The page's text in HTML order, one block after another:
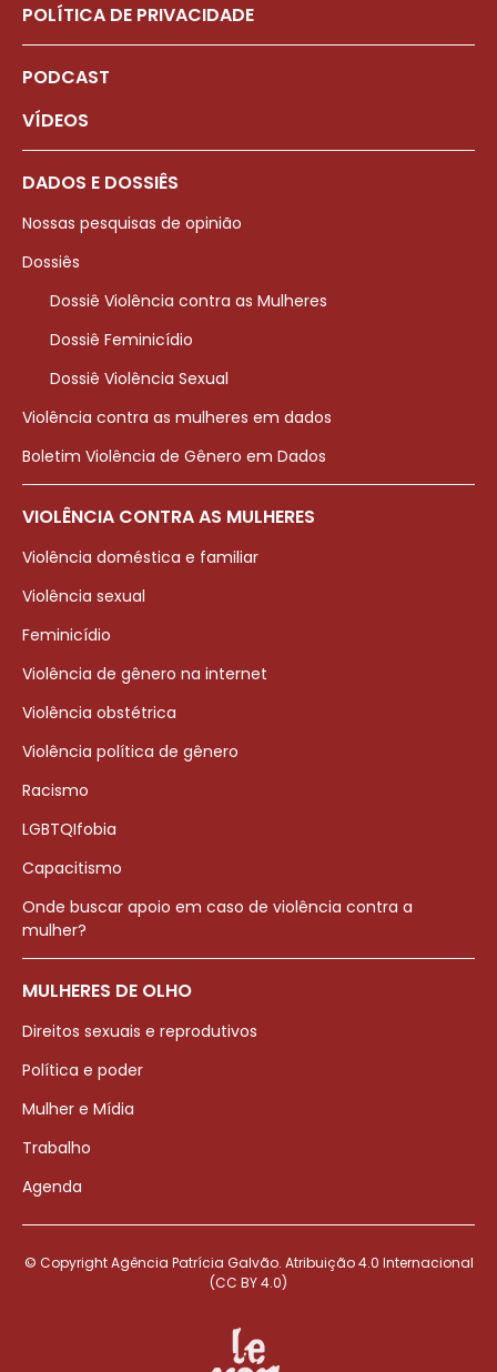
POLÍTICA DE PRIVACIDADE
PODCAST
VÍDEOS
DADOS E DOSSIÊS
Nossas pesquisas de opinião
Dossiês
Dossiê Violência contra as Mulheres
Dossiê Feminicídio
Dossiê Violência Sexual
Violência contra as mulheres em dados
Boletim Violência de Gênero em Dados
VIOLÊNCIA CONTRA AS MULHERES
Violência doméstica e familiar
Violência sexual
Feminicídio
Violência de gênero na internet
Violência obstétrica
Violência política de gênero
Racismo
LGBTQIfobia
Capacitismo
Onde buscar apoio em caso de violência contra a
mulher?
MULHERES DE OLHO
Direitos sexuais e reprodutivos
Política e poder
Mulher e Mídia
Trabalho
Agenda
© Copyright Agência Patrícia Galvão. Atribuição 4.0 Internacional
(CC BY 4.0)